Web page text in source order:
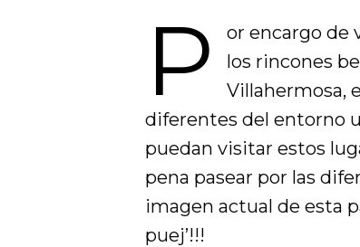
P
or encargo de
los rincones
Villahermosa,
diferentes del entorno
puedan visitar estos
pena pasear por las
imagen actual de esta
puej’!!!